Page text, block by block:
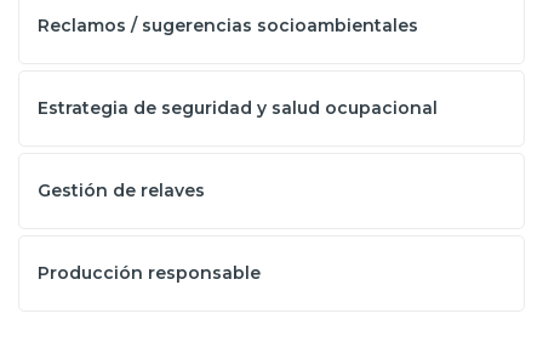
Reclamos / sugerencias socioambientales
Estrategia de seguridad y salud ocupacional
Gestión de relaves
Producción responsable